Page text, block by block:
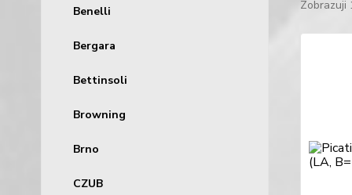
Benelli
Bergara
Bettinsoli
Browning
Brno
CZUB
Zobrazuji